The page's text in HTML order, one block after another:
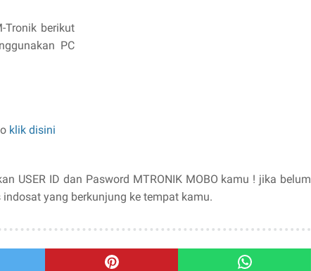
Tronik berikut
PC
klik disini
USER ID dan Pasword MTRONIK MOBO kamu ! jika belum
yang berkunjung ke tempat kamu.